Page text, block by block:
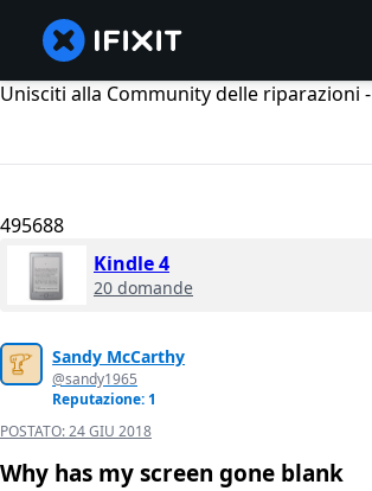
Unisciti alla Community delle riparazioni -
495688
Kindle 4
20 domande
Sandy McCarthy
@sandy1965
Reputazione: 1
POSTATO:24 GIU 2018
Why has my screen gone blank